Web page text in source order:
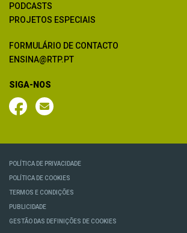
PODCASTS
PROJETOS ESPECIAIS
FORMULÁRIO DE CONTACTO
ENSINA@RTP.PT
SIGA-NOS
POLÍTICA DE PRIVACIDADE
POLÍTICA DE COOKIES
TERMOS E CONDIÇÕES
PUBLICIDADE
GESTÃO DAS DEFINIÇÕES DE COOKIES